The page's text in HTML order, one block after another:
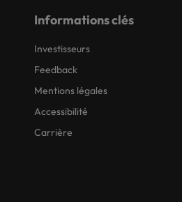
Informations clés
Investisseurs
Feedback
Mentions légales
Accessibilité
Carrière